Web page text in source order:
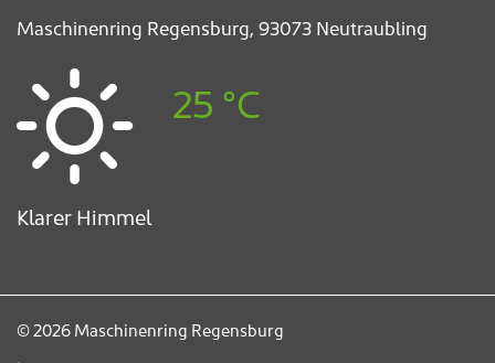
Maschinenring Regensburg, 93073 Neutraubling
Klarer Himmel
25 °C
© 2026 Maschinenring Regensburg